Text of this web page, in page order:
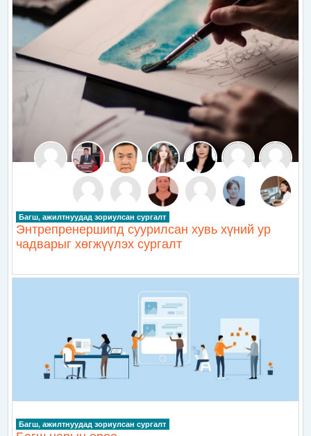
Багш, ажилтнуудад зориулсан сургалт
Энтрепренершипд суурилсан хувь хүний ур
чадварыг хөгжүүлэх сургалт
Багш, ажилтнуудад зориулсан сургалт